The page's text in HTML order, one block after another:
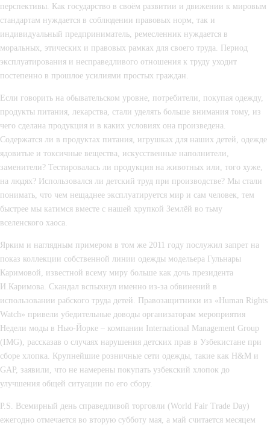
перспективы. Как государство в своём развитии и движении к мировым
стандартам нуждается в соблюдении правовых норм, так и
индивидуальный предприниматель, ремесленник нуждается в
моральных, этических и правовых рамках для своего труда. Период
эксплуатирования и несправедливого отношения к труду уходит
постепенно в прошлое усилиями простых граждан.
Если говорить на обывательском уровне, потребители, покупая одежду,
продукты питания, лекарства, стали уделять больше внимания тому, из
чего сделана продукция и в каких условиях она произведена.
Содержатся ли в продуктах питания, игрушках для наших детей, одежде
ядовитые и токсичные вещества, искусственные наполнители,
заменители? Тестировалась ли продукция на животных или, того хуже,
на людях? Использовался ли детский труд при производстве? Мы стали
понимать, что чем нещаднее эксплуатируется мир и сам человек, тем
быстрее мы катимся вместе с нашей хрупкой Землёй во тьму
вселенского хаоса.
Ярким и наглядным примером в том же 2011 году послужил запрет на
показ коллекции собственной линии одежды модельера Гульнары
Каримовой, известной всему миру больше как дочь президента
И.Каримова. Скандал вспыхнул именно из-за обвинений в
использовании рабского труда детей. Правозащитники из «Human Rights
Watch» привели убедительные доводы организаторам мероприятия
Недели моды в Нью-Йорке – компании International Management Group
(IMG), рассказав о случаях нарушения детских прав в Узбекистане при
сборе хлопка. Крупнейшие розничные сети одежды, такие как H&M и
GAP, заявили, что не намерены покупать узбекский хлопок до
улучшения общей ситуации по его сбору.
P.S. Всемирный день справедливой торговли (World Fair Trade Day)
ежегодно отмечается во вторую субботу мая, а май считается месяцем